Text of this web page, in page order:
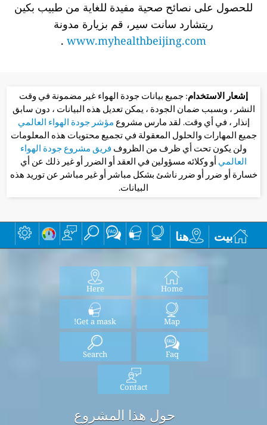
للحصول على نصائح صحية مفيدة للغاية من طبيب بكين
ريتشارد سانت سير، قم بزيارة مدونة
www.myhealthbeijing.com
.
إشعار الاستخدام: جميع بيانات جودة الهواء غير مضمونة في وقت
النشر ، وبسبب ضمان الجودة ، يمكن تعديل هذه البيانات ، دون سابق
إنذار ، في أي وقت. لقد مارس مشروع مؤشر جودة الهواء العالمي
جميع المهارات والحلول المعقولة في تجميع محتويات هذه المعلومات
ولن يكون تحت أي ظرف من الظروف فريق مشروع جودة الهواء
العالمي أو وكلائه مسؤولين في العقد أو الضرر أو غير ذلك عن أي
خسارة أو ضرر أو ضرر ناشئ بشكل مباشر أو غير مباشر عن توريد هذه
البيانات.
بيت هنا
Home
Here
Map
Get a mask!
Faq
Search
Contact
حول هذا المشروع